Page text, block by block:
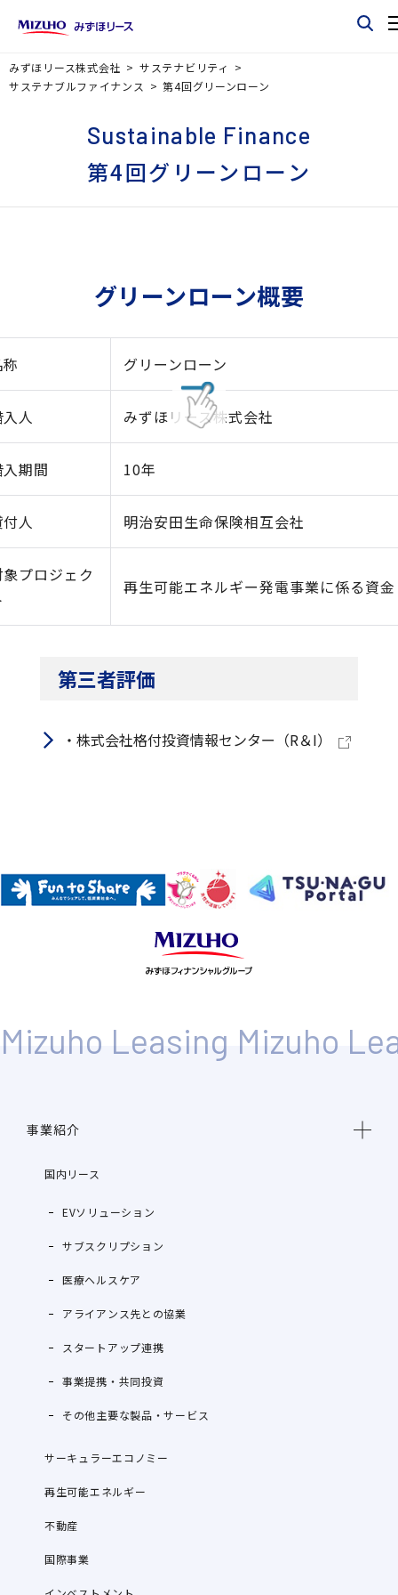
みずほリース株式会社
サステナビリティ
サステナブルファイナンス
第4回グリーンローン
Sustainable Finance
第4回グリーンローン
グリーンローン概要
グリーンローン
人 みずほリース株式会社
期間 10年
人 明治安田生命保険相互会社
プロジェク
再生可能エネルギー発電事業に係る資金
第三者評価
・株式会社格付投資情報センター（R＆I）
事業紹介
国内リース
EVソリューション
サブスクリプション
医療ヘルスケア
アライアンス先との協業
スタートアップ連携
事業提携・共同投資
その他主要な製品・サービス
サーキュラーエコノミー
再生可能エネルギー
不動産
国際事業